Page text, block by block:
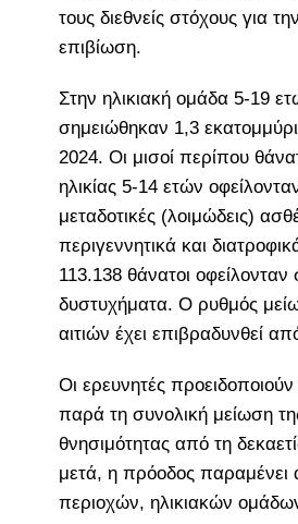
τους διεθνείς στόχους για
επιβίωση.
Στην ηλικιακή ομάδα 5-19
σημειώθηκαν 1,3
2024. Οι μισοί περίπου
ηλικίας 5-14 ετών
μεταδοτικές (λοιμώδεις)
περιγεννητικά και
113.138 θάνατοι οφείλονταν
δυστυχήματα. Ο ρυθμός
αιτιών έχει επιβραδυνθεί
Οι ερευνητές προειδοποιούν
παρά τη συνολική μείωση
θνησιμότητας από τη
μετά, η πρόοδος παραμένει
περιοχών, ηλικιακών